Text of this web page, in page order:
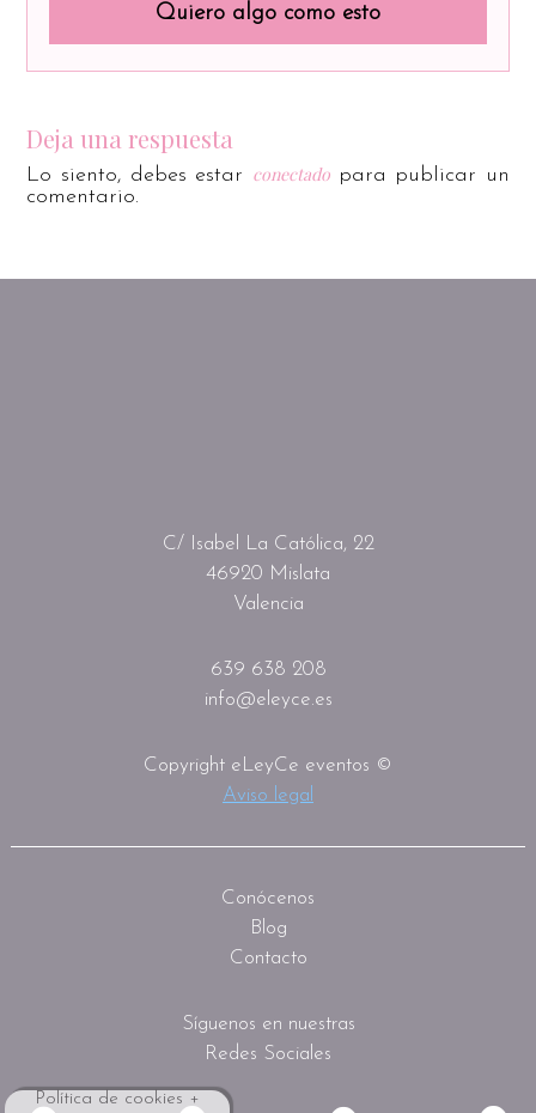
Política de cookies +
Quiero algo como esto
Deja una respuesta
Lo siento, debes estar conectadopara publicar un
comentario.
C/ Isabel La Católica, 22
46920 Mislata
Valencia
639 638 208
info@eleyce.es
Copyright eLeyCe eventos ©
Aviso legal
Conócenos
Blog
Contacto
Síguenos en nuestras
Redes Sociales